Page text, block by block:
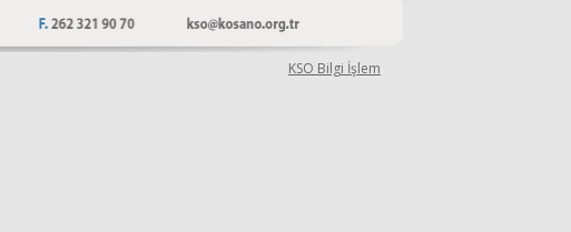
KSO Bilgi İşlem